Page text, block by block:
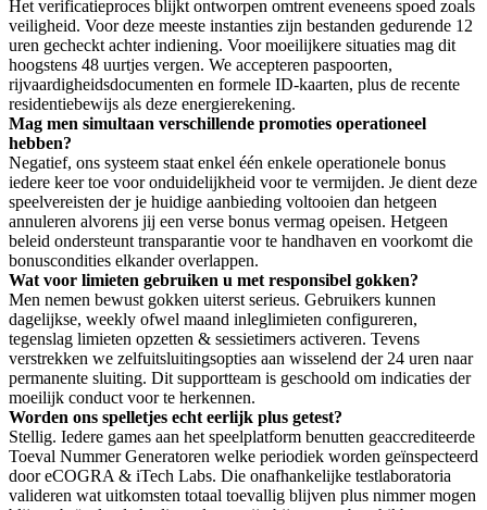
Het verificatieproces blijkt ontworpen omtrent eveneens spoed zoals
veiligheid. Voor deze meeste instanties zijn bestanden gedurende 12
uren gecheckt achter indiening. Voor moeilijkere situaties mag dit
hoogstens 48 uurtjes vergen. We accepteren paspoorten,
rijvaardigheidsdocumenten en formele ID-kaarten, plus de recente
residentiebewijs als deze energierekening.
Mag men simultaan verschillende promoties operationeel
hebben?
Negatief, ons systeem staat enkel één enkele operationele bonus
iedere keer toe voor onduidelijkheid voor te vermijden. Je dient deze
speelvereisten der je huidige aanbieding voltooien dan hetgeen
annuleren alvorens jij een verse bonus vermag opeisen. Hetgeen
beleid ondersteunt transparantie voor te handhaven en voorkomt die
bonuscondities elkander overlappen.
Wat voor limieten gebruiken u met responsibel gokken?
Men nemen bewust gokken uiterst serieus. Gebruikers kunnen
dagelijkse, weekly ofwel maand inleglimieten configureren,
tegenslag limieten opzetten & sessietimers activeren. Tevens
verstrekken we zelfuitsluitingsopties aan wisselend der 24 uren naar
permanente sluiting. Dit supportteam is geschoold om indicaties der
moeilijk conduct voor te herkennen.
Worden ons spelletjes echt eerlijk plus getest?
Stellig. Iedere games aan het speelplatform benutten geaccrediteerde
Toeval Nummer Generatoren welke periodiek worden geïnspecteerd
door eCOGRA & iTech Labs. Die onafhankelijke testlaboratoria
valideren wat uitkomsten totaal toevallig blijven plus nimmer mogen